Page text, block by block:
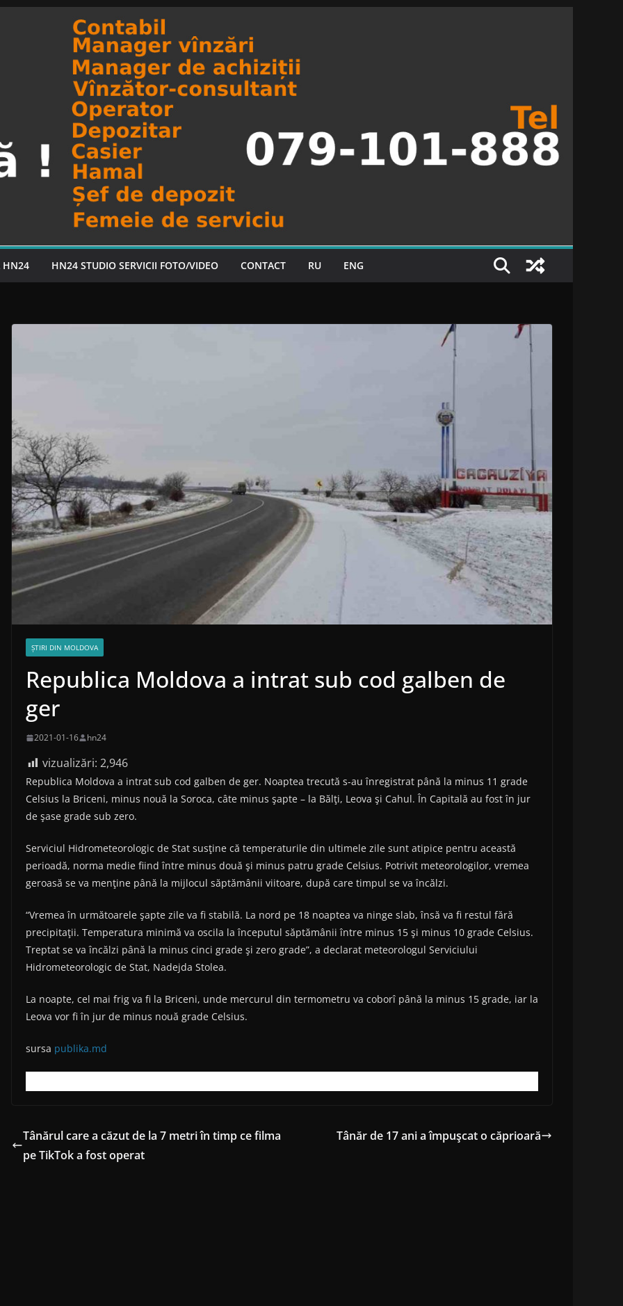
HN24 HN24 STUDIO SERVICII FOTO/VIDEO CONTACT RU ENG
ȘTIRI DIN MOLDOVA
Republica Moldova a intrat sub cod galben de
ger
2021-01-16 hn24
vizualizări: 2,946
Republica Moldova a intrat sub cod galben de ger. Noaptea trecută s-au înregistrat până la minus 11 grade
Celsius la Briceni, minus nouă la Soroca, câte minus şapte – la Bălţi, Leova şi Cahul. În Capitală au fost în jur
de şase grade sub zero.
Serviciul Hidrometeorologic de Stat susţine că temperaturile din ultimele zile sunt atipice pentru această
perioadă, norma medie fiind între minus două şi minus patru grade Celsius. Potrivit meteorologilor, vremea
geroasă se va menţine până la mijlocul săptămânii viitoare, după care timpul se va încălzi.
“Vremea în următoarele şapte zile va fi stabilă. La nord pe 18 noaptea va ninge slab, însă va fi restul fără
precipitaţii. Temperatura minimă va oscila la începutul săptămânii între minus 15 şi minus 10 grade Celsius.
Treptat se va încălzi până la minus cinci grade şi zero grade”, a declarat meteorologul Serviciului
Hidrometeorologic de Stat, Nadejda Stolea.
La noapte, cel mai frig va fi la Briceni, unde mercurul din termometru va coborî până la minus 15 grade, iar la
Leova vor fi în jur de minus nouă grade Celsius.
sursa publika.md
Tânărul care a căzut de la 7 metri în timp ce filma
pe TikTok a fost operat
Tânăr de 17 ani a împuşcat o căprioară